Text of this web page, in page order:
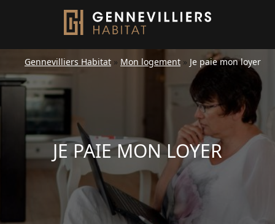
JE PAIE MON LOYER
Gennevilliers Habitat » Mon logement » Je paie mon loyer